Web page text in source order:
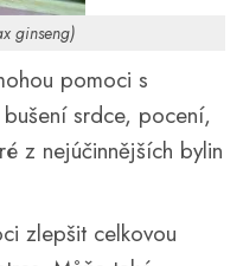
ginseng)
pomoci s
srdce, pocení,
z nejúčinnějších bylin
zlepšit celkovou